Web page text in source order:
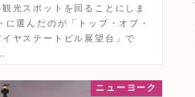
光スポットを回ることにしま
に選んだのが「トップ・オブ・
ヤステートビル展望台」で
ニューヨーク